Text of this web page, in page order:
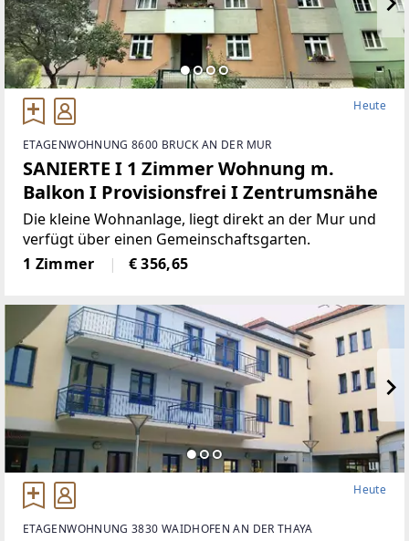
Heute
ETAGENWOHNUNG 8600 BRUCK AN DER MUR
SANIERTE I 1 Zimmer Wohnung m.
Balkon I Provisionsfrei I Zentrumsnähe
Die kleine Wohnanlage, liegt direkt an der Mur und
verfügt über einen Gemeinschaftsgarten.
1 Zimmer
€ 356,65
Heute
ETAGENWOHNUNG 3830 WAIDHOFEN AN DER THAYA